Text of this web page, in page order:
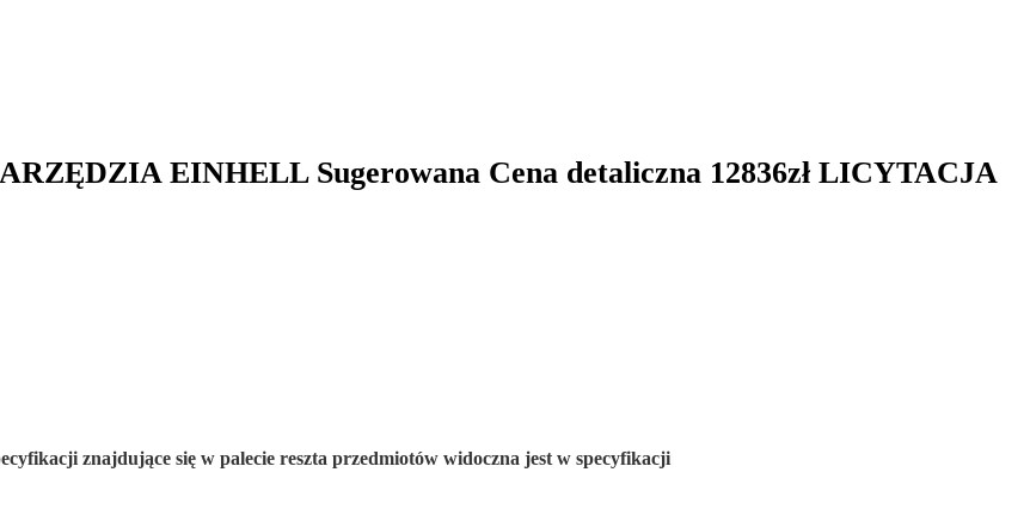
EINHELL Sugerowana Cena detaliczna 12836zł LICYTACJA
znajdujące się w palecie reszta przedmiotów widoczna jest w specyfikacji